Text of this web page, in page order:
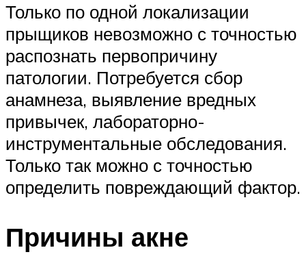
Только по одной локализации
прыщиков невозможно с точностью
распознать первопричину
патологии. Потребуется сбор
анамнеза, выявление вредных
привычек, лабораторно-
инструментальные обследования.
Только так можно с точностью
определить повреждающий фактор.
Причины акне